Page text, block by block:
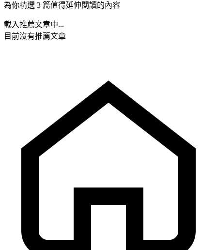
為你精選 3 篇值得延伸閱讀的內容
載入推薦文章中...
目前沒有推薦文章